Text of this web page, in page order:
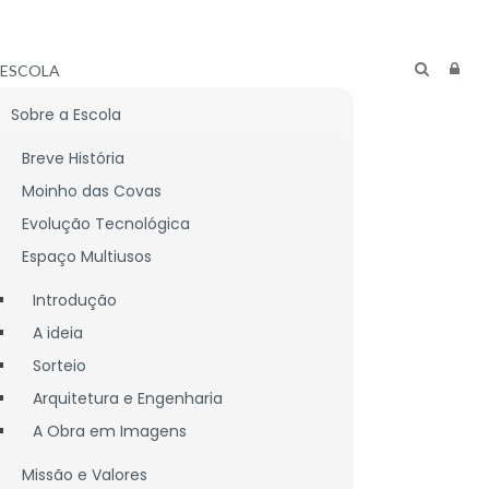
ESCOLA
Sobre a Escola
Breve História
Moinho das Covas
Evolução Tecnológica
Espaço Multiusos
Introdução
A ideia
Sorteio
Arquitetura e Engenharia
A Obra em Imagens
Missão e Valores
LIGAÇÕES ÚTEIS